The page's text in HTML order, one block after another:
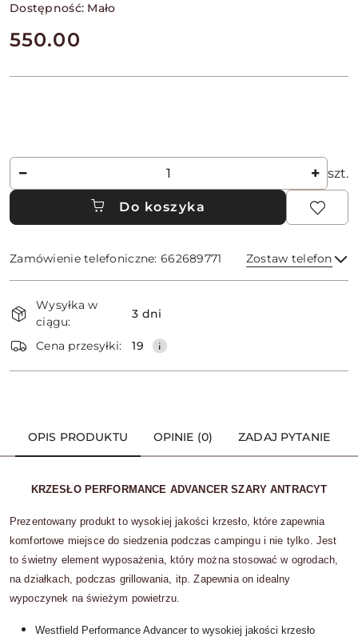
Dostępność: Mało
cena:
550.00
Ilość szt.
Do koszyka
Zamówienie telefoniczne: 662689771 Zostaw telefon
i
dostawa
Wysyłka w
ciągu:
3 dni
Cena przesyłki: 19
OPIS PRODUKTU OPINIE (0) ZADAJ PYTANIE
KRZESŁO PERFORMANCE ADVANCER SZARY ANTRACYT
Prezentowany produkt to wysokiej jakości krzesło, które zapewnia
komfortowe miejsce do siedzenia podczas campingu i nie tylko. Jest
to świetny element wyposażenia, który można stosować w ogrodach,
na działkach, podczas grillowania, itp. Zapewnia on idealny
wypoczynek na świeżym powietrzu.
Westfield Performance Advancer to wysokiej jakości krzesło